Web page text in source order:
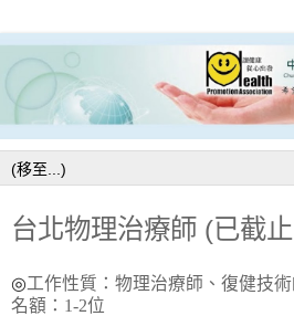
台北物理治療師 (已截
◎工作性質：物理治療師、復健技術
名額： 1-2位